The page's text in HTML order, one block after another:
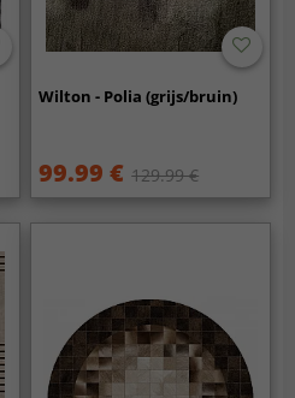
Wilton - Polia (grijs/bruin)
99.99 € 129.99 €